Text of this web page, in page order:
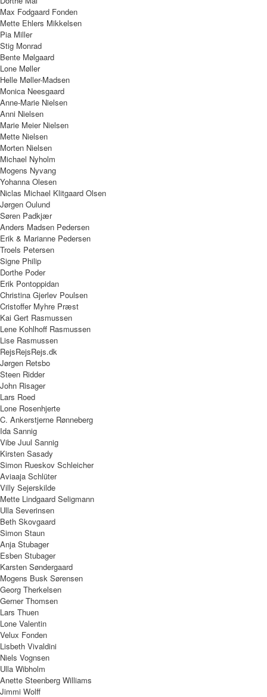
Max Fodgaard Fonden
Mette Ehlers Mikkelsen
Pia Miller
Stig Monrad
Bente Mølgaard
Lone Møller
Helle Møller-Madsen
Monica Neesgaard
Anne-Marie Nielsen
Anni Nielsen
Marie Meier Nielsen
Mette Nielsen
Morten Nielsen
Michael Nyholm
Mogens Nyvang
Yohanna Olesen
Niclas Michael Klitgaard Olsen
Jørgen Oulund
Søren Padkjær
Anders Madsen Pedersen
Erik & Marianne Pedersen
Troels Petersen
Signe Philip
Dorthe Poder
Erik Pontoppidan
Christina Gjerlev Poulsen
Cristoffer Myhre Præst
Kai Gert Rasmussen
Lene Kohlhoff Rasmussen
Lise Rasmussen
RejsRejsRejs.dk
Jørgen Retsbo
Steen Ridder
John Risager
Lars Roed
Lone Rosenhjerte
C. Ankerstjerne Rønneberg
Ida Sannig
Vibe Juul Sannig
Kirsten Sasady
Simon Rueskov Schleicher
Aviaaja Schlüter
Villy Sejerskilde
Mette Lindgaard Seligmann
Ulla Severinsen
Beth Skovgaard
Simon Staun
Anja Stubager
Esben Stubager
Karsten Søndergaard
Mogens Busk Sørensen
Georg Therkelsen
Gerner Thomsen
Lars Thuen
Lone Valentin
Velux Fonden
Lisbeth Vivaldini
Niels Vognsen
Ulla Wibholm
Anette Steenberg Williams
Jimmi Wolff